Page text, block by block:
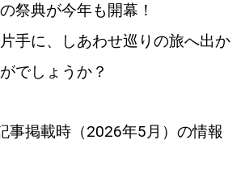
祭典が今年も開幕！
手に、しあわせ巡りの旅へ出か
でしょうか？
事掲載時（2026年5月）の情報